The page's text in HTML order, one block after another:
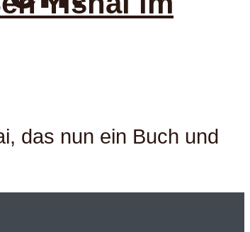
das nun ein Buch und